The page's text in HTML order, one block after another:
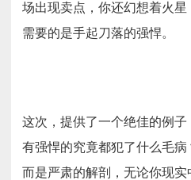
场出现卖点，你还幻想着火
需要的是手起刀落的强悍。
这次，提供了一个绝佳的例
有强悍的究竟都犯了什么毛病
而是严肃的解剖，无论你现